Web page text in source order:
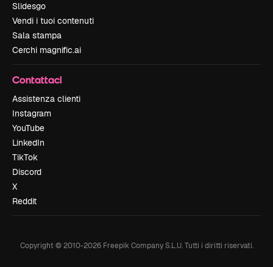
Slidesgo
Vendi i tuoi contenuti
Sala stampa
Cerchi magnific.ai
Contattaci
Assistenza clienti
Instagram
YouTube
LinkedIn
TikTok
Discord
X
Reddit
Copyright © 2010-2026Freepik Company S.L.U. Tutti i diritti riservati.